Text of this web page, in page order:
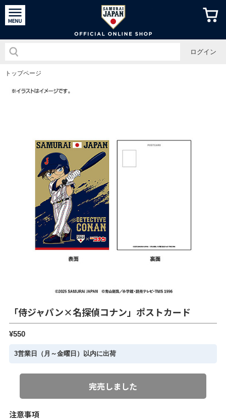
侍ジャパ
ログイン
トップページ
「侍ジャパン×名探偵コナン」ポストカード
¥550
3営業日（月～金曜日）以内に出荷
完売しました
注意事項